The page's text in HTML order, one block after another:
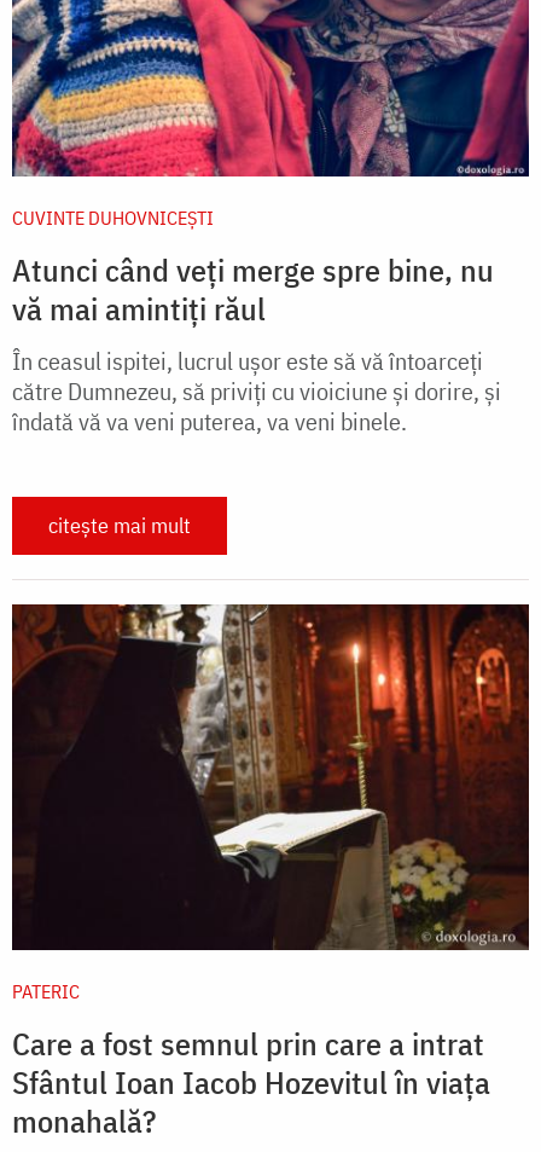
CUVINTE DUHOVNICEȘTI
Atunci când veți merge spre bine, nu
vă mai amintiți răul
În ceasul ispitei, lucrul ușor este să vă întoarceți
către Dumnezeu, să priviți cu vioiciune și dorire, și
îndată vă va veni puterea, va veni binele.
citește mai mult
PATERIC
Care a fost semnul prin care a intrat
Sfântul Ioan Iacob Hozevitul în viața
monahală?